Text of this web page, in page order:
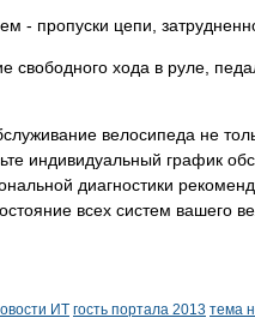
- пропуски цепи,
свободного хода в руле,
велосипеда не
индивидуальный график
диагностики
всех систем вашего
ИТ гость портала 2013 тема